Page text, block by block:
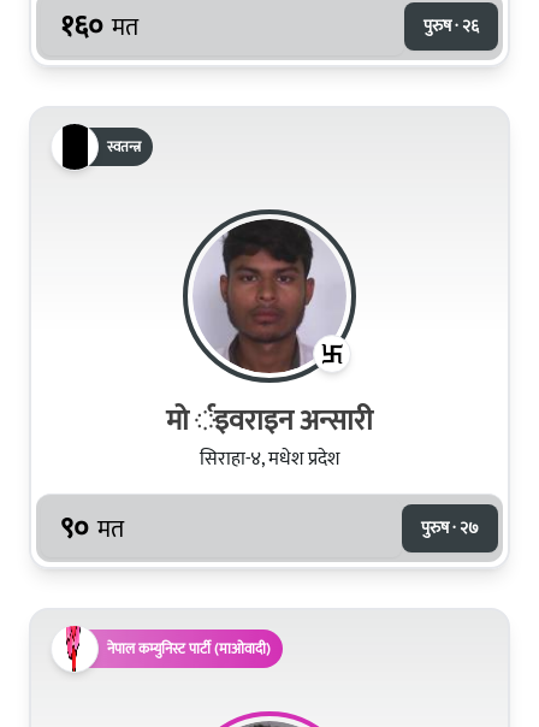
१६० मत पुरुष · २६
स्वतन्त्र
मो र्इवराइन अन्सारी
सिराहा-४, मधेश प्रदेश
९० मत पुरुष · २७
नेपाल कम्युनिस्ट पार्टी (माओवादी)